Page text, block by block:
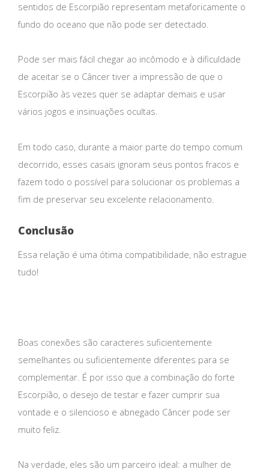
sentidos de Escorpião representam metaforicamente o
fundo do oceano que não pode ser detectado.
Pode ser mais fácil chegar ao incômodo e à dificuldade
de aceitar se o Câncer tiver a impressão de que o
Escorpião às vezes quer se adaptar demais e usar
vários jogos e insinuações ocultas.
Em todo caso, durante a maior parte do tempo comum
decorrido, esses casais ignoram seus pontos fracos e
fazem todo o possível para solucionar os problemas a
fim de preservar seu excelente relacionamento.
Conclusão
Essa relação é uma ótima compatibilidade, não estrague
tudo!
Boas conexões são caracteres suficientemente
semelhantes ou suficientemente diferentes para se
complementar. É por isso que a combinação do forte
Escorpião, o desejo de testar e fazer cumprir sua
vontade e o silencioso e abnegado Câncer pode ser
muito feliz.
Na verdade, eles são um parceiro ideal: a mulher de